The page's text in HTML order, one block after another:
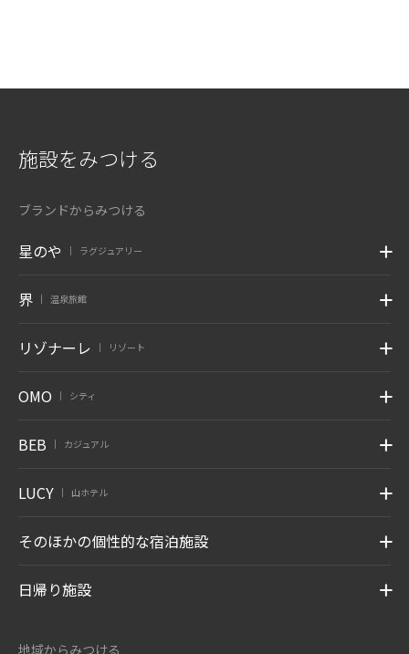
施設をみつける
ブランドからみつける
星のや ラグジュアリー
界 温泉旅館
リゾナーレ リゾート
OMO シティ
BEB カジュアル
LUCY 山ホテル
そのほかの個性的な宿泊施設
日帰り施設
地域からみつける